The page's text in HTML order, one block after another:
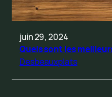
juin 29, 2024
Quels sont les
Desbeauxplats